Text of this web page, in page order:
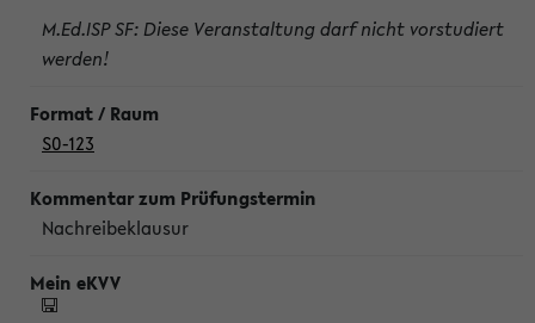
M.Ed.ISP SF: Diese Veranstaltung darf nicht vorstudiert
werden!
S0-123
Nachreibeklausur